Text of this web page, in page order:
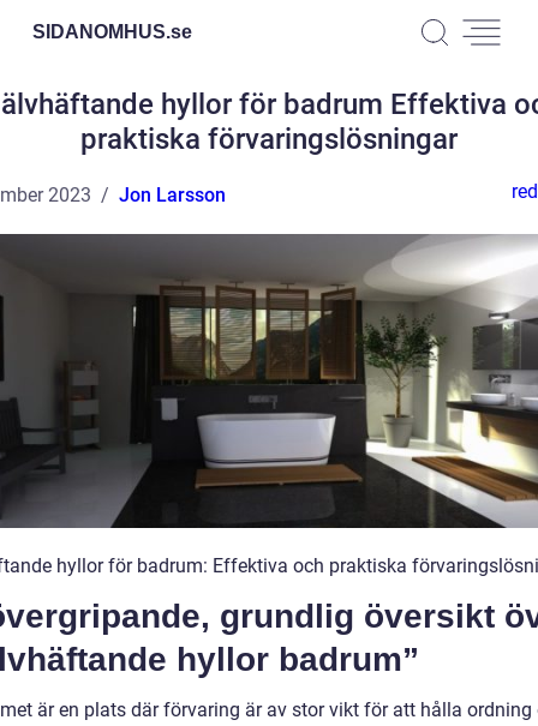
SIDANOMHUS.se
hyllor för badrum Effektiva
praktiska förvaringslösningar
2023 Jon Larsson
hyllor för badrum: Effektiva och praktiska
grundlig översikt
hyllor badrum”
är en plats där förvaring är av stor vikt för att hålla ordning